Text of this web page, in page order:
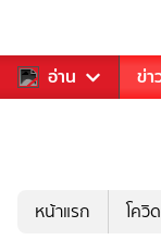
อ่าน
คุณ กีฬา ข่า
หน้าแรก โควิ